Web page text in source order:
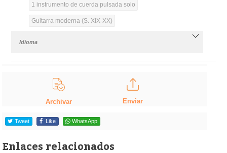
1 instrumento de cuerda pulsada solo
Guitarra moderna (S. XIX-XX)
Idioma
Archivar Enviar
Tweet Like WhatsApp
Enlaces relacionados